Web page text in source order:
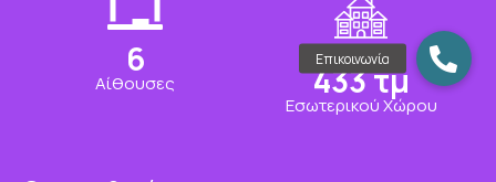
6
Αίθουσες 456τμ
Εσωτερικού Χώρου